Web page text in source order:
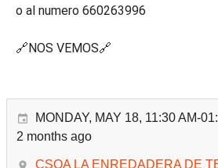
o al numero 660263996
🔗NOS VEMOS🔗
MONDAY, MAY 18, 11:30 AM-
2 months ago
CSOA LA ENREDADERA DE